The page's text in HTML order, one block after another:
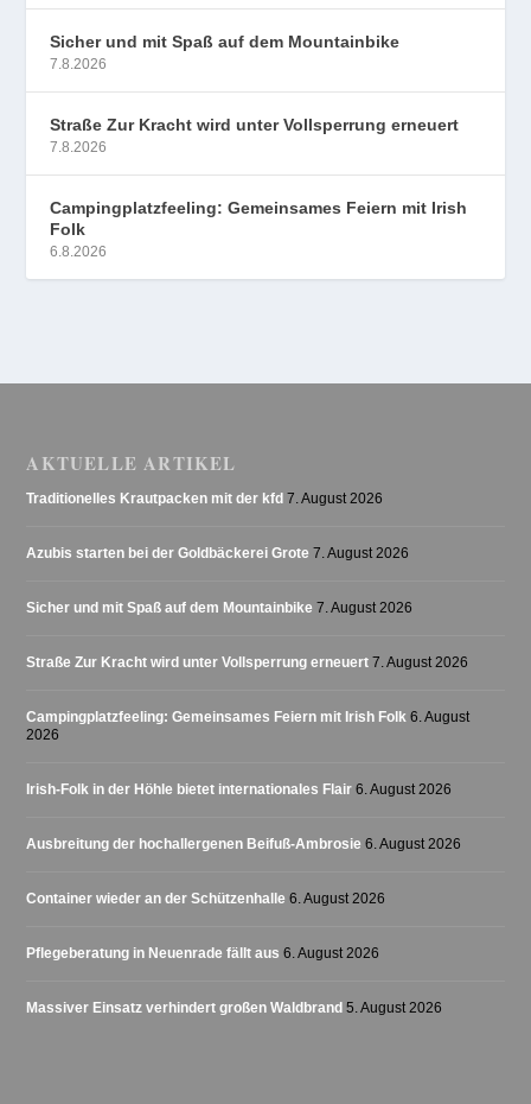
Sicher und mit Spaß auf dem Mountainbike
7.8.2026
Straße Zur Kracht wird unter Vollsperrung erneuert
7.8.2026
Campingplatzfeeling: Gemeinsames Feiern mit Irish
Folk
6.8.2026
AKTUELLE ARTIKEL
Traditionelles Krautpacken mit der kfd 7. August 2026
Azubis starten bei der Goldbäckerei Grote 7. August 2026
Sicher und mit Spaß auf dem Mountainbike 7. August 2026
Straße Zur Kracht wird unter Vollsperrung erneuert 7. August 2026
Campingplatzfeeling: Gemeinsames Feiern mit Irish Folk 6. August
2026
Irish-Folk in der Höhle bietet internationales Flair 6. August 2026
Ausbreitung der hochallergenen Beifuß-Ambrosie 6. August 2026
Container wieder an der Schützenhalle 6. August 2026
Pflegeberatung in Neuenrade fällt aus 6. August 2026
Massiver Einsatz verhindert großen Waldbrand 5. August 2026